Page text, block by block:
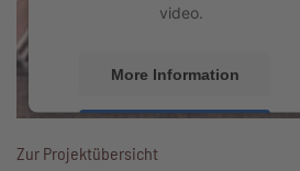
video.
More Information
Zur Projektübersicht